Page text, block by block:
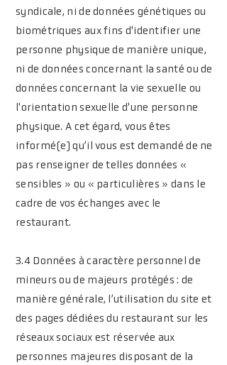
syndicale, ni de données génétiques ou
biométriques aux fins d'identifier une
personne physique de manière unique,
ni de données concernant la santé ou de
données concernant la vie sexuelle ou
l'orientation sexuelle d'une personne
physique. A cet égard, vous êtes
informé(e) qu’il vous est demandé de ne
pas renseigner de telles données «
sensibles » ou « particulières » dans le
cadre de vos échanges avec le
restaurant.
3.4 Données à caractère personnel de
mineurs ou de majeurs protégés : de
manière générale, l’utilisation du site et
des pages dédiées du restaurant sur les
réseaux sociaux est réservée aux
personnes majeures disposant de la